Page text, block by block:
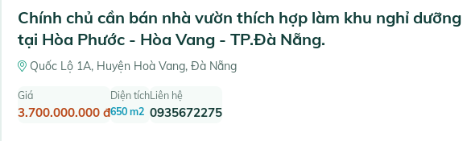
Chính chủ cần bán nhà vườn thích hợp làm khu nghỉ dưỡng
tại Hòa Phước - Hòa Vang - TP.Đà Nẵng.
Quốc Lộ 1A, Huyện Hoà Vang, Đà Nẵng
Giá
3.700.000.000 đ
Diện tích
650 m2
Liên hệ
0935672275